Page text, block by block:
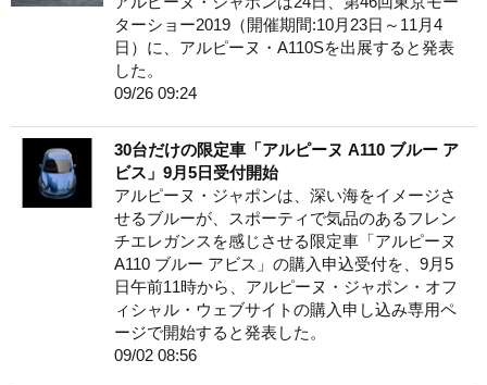
ターショー2019（開催期間:10月23日～11月4
日）に、アルピーヌ・A110Sを出展すると発表
した。
09/26 09:24
30台だけの限定車「アルピーヌ A110 ブルー ア
ビス」9月5日受付開始
アルピーヌ・ジャポンは、深い海をイメージさ
せるブルーが、スポーティで気品のあるフレン
チエレガンスを感じさせる限定車「アルピーヌ
A110 ブルー アビス」の購入申込受付を、9月5
日午前11時から、アルピーヌ・ジャポン・オフ
ィシャル・ウェブサイトの購入申し込み専用ペ
ージで開始すると発表した。
09/02 08:56